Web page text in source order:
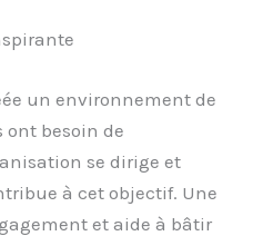
un environnement de
ont besoin de
se dirige et
à cet objectif. Une
et aide à bâtir